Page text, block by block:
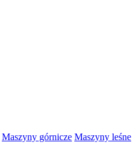
Maszyny górnicze Maszyny leśne